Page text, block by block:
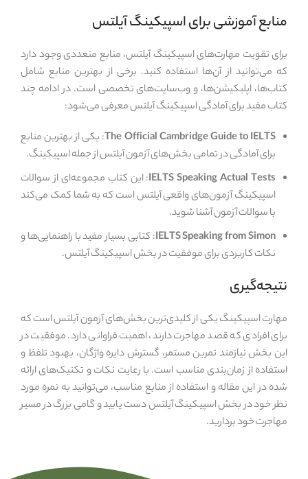
منابع آموزشی برای اسپیکینگ آیلتس
برای تقویت مهارت‌های اسپیکینگ آیلتس، منابع متعددی وجود دارد
که می‌توانید از آن‌ها استفاده کنید. برخی از بهترین منابع شامل
کتاب‌ها، اپلیکیشن‌ها، و وب‌سایت‌های تخصصی است. در ادامه چند
کتاب مفید برای آمادگی اسپیکینگ آیلتس معرفی می‌شود:
The Official Cambridge Guide to IELTS: یکی از بهترین منابع
برای آمادگی در تمامی بخش‌های آزمون آیلتس از جمله اسپیکینگ.
IELTS Speaking Actual Tests: این کتاب مجموعه‌ای از سوالات
اسپیکینگ آزمون‌های واقعی آیلتس است که به شما کمک می‌کند
با سوالات آزمون آشنا شوید.
IELTS Speaking from Simon: کتابی بسیار مفید با راهنمایی‌ها و
نکات کاربردی برای موفقیت در بخش اسپیکینگ آیلتس.
نتیجه‌گیری
مهارت اسپیکینگ یکی از کلیدی‌ترین بخش‌های آزمون آیلتس است که
برای افرادی که قصد مهاجرت دارند، اهمیت فراوانی دارد. موفقیت در
این بخش نیازمند تمرین مستمر، گسترش دایره واژگان، بهبود تلفظ و
استفاده از زمان‌بندی مناسب است. با رعایت نکات و تکنیک‌های ارائه
شده در این مقاله و استفاده از منابع مناسب، می‌توانید به نمره مورد
نظر خود در بخش اسپیکینگ آیلتس دست یابید و گامی بزرگ در مسیر
مهاجرت خود بردارید.